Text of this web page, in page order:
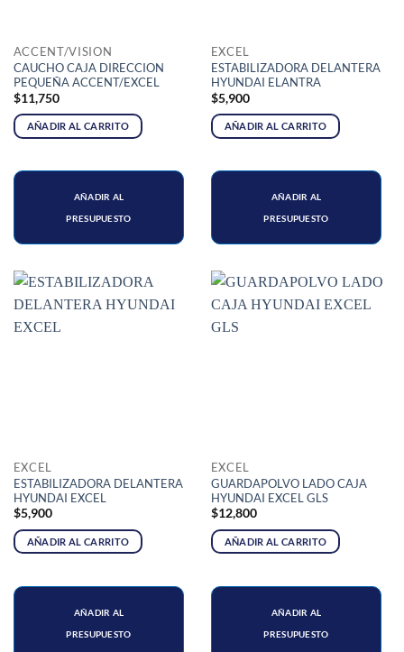
ACCENT/VISION
CAUCHO CAJA DIRECCION
PEQUEÑA ACCENT/EXCEL
$11,750
AÑADIR AL CARRITO
AÑADIR AL
PRESUPUESTO
EXCEL
ESTABILIZADORA DELANTERA
HYUNDAI ELANTRA
$5,900
AÑADIR AL CARRITO
AÑADIR AL
PRESUPUESTO
EXCEL
ESTABILIZADORA DELANTERA
HYUNDAI EXCEL
$5,900
AÑADIR AL CARRITO
AÑADIR AL
PRESUPUESTO
EXCEL
GUARDAPOLVO LADO CAJA
HYUNDAI EXCEL GLS
$12,800
AÑADIR AL CARRITO
AÑADIR AL
PRESUPUESTO